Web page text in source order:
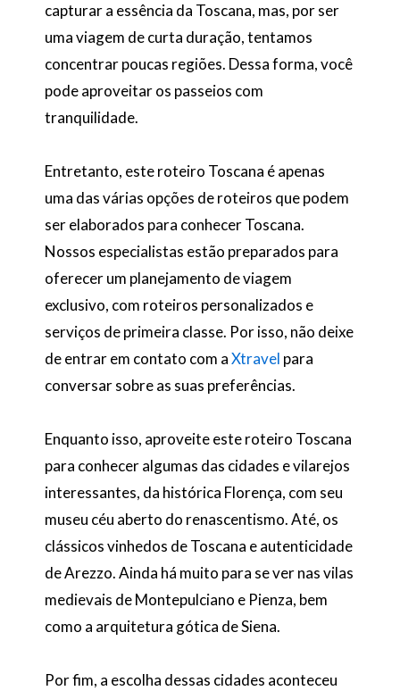
capturar a essência da Toscana, mas, por ser
uma viagem de curta duração, tentamos
concentrar poucas regiões. Dessa forma, você
pode aproveitar os passeios com
tranquilidade.
Entretanto, este roteiro Toscana é apenas
uma das várias opções de roteiros que podem
ser elaborados para conhecer Toscana.
Nossos especialistas estão preparados para
oferecer um planejamento de viagem
exclusivo, com roteiros personalizados e
serviços de primeira classe. Por isso, não deixe
de entrar em contato com aXtravel para
conversar sobre as suas preferências.
Enquanto isso, aproveite este roteiro Toscana
para conhecer algumas das cidades e vilarejos
interessantes, da histórica Florença, com seu
museu céu aberto do renascentismo. Até, os
clássicos vinhedos de Toscana e autenticidade
de Arezzo. Ainda há muito para se ver nas vilas
medievais de Montepulciano e Pienza, bem
como a arquitetura gótica de Siena.
Por fim, a escolha dessas cidades aconteceu